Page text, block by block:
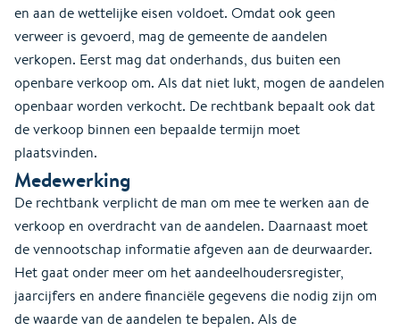
en aan de wettelijke eisen voldoet. Omdat ook geen
verweer is gevoerd, mag de gemeente de aandelen
verkopen. Eerst mag dat onderhands, dus buiten een
openbare verkoop om. Als dat niet lukt, mogen de aandelen
openbaar worden verkocht. De rechtbank bepaalt ook dat
de verkoop binnen een bepaalde termijn moet
plaatsvinden.
Medewerking
De rechtbank verplicht de man om mee te werken aan de
verkoop en overdracht van de aandelen. Daarnaast moet
de vennootschap informatie afgeven aan de deurwaarder.
Het gaat onder meer om het aandeelhoudersregister,
jaarcijfers en andere financiële gegevens die nodig zijn om
de waarde van de aandelen te bepalen. Als de